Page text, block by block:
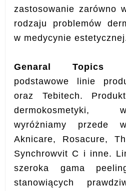
zastosowanie zarówno
rodzaju problemów
w medycynie
Genaral Topics
podstawowe linie
oraz Tebitech.
dermokosmetyki,
wyróżniamy przede
Aknicare, Rosacure,
Synchrowvit C i inne.
szeroka gama
stanowiących